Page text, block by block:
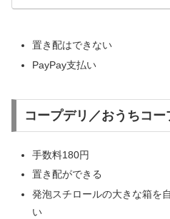
置き配はできない
PayPay支払い
コープデリ／おうちコー
手数料180円
置き配ができる
発泡スチロールの大きな箱を
い